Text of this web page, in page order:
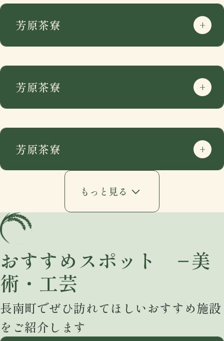
住所
〒297-0115
千葉県長生郡長南町千田227
google mapで開く
芳原茶寮
芳原茶寮
芳原茶寮
もっと見る
おすすめスポット −美
術・工芸
長南町でぜひ訪れてほしいおすすめ施設
をご紹介します